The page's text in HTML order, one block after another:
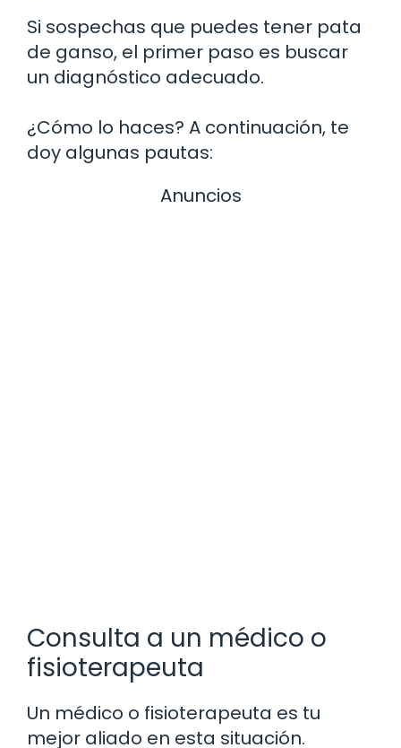
Si sospechas que puedes tener pata
de ganso, el primer paso es buscar
un diagnóstico adecuado.
¿Cómo lo haces? A continuación, te
doy algunas pautas:
Anuncios
Consulta a un médico o
fisioterapeuta
Un médico o fisioterapeuta es tu
mejor aliado en esta situación.